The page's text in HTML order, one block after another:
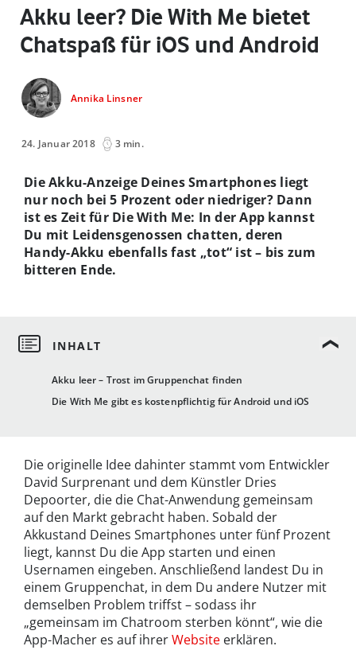
Akku leer? Die With Me bietet
Chatspaß für iOS und Android
Annika Linsner
24. Januar 2018 3 min.
Akku leer – Trost im Gruppenchat finden
Die With Me gibt es kostenpflichtig für Android und iOS
Die Akku-Anzeige Deines Smartphones liegt
nur noch bei 5 Prozent oder niedriger? Dann
ist es Zeit für Die With Me: In der App kannst
Du mit Leidensgenossen chatten, deren
Handy-Akku ebenfalls fast „tot“ ist – bis zum
bitteren Ende.
Die originelle Idee dahinter stammt vom Entwickler
David Surprenant und dem Künstler Dries
Depoorter, die die Chat-Anwendung gemeinsam
auf den Markt gebracht haben. Sobald der
Akkustand Deines Smartphones unter fünf Prozent
liegt, kannst Du die App starten und einen
Usernamen eingeben. Anschließend landest Du in
einem Gruppenchat, in dem Du andere Nutzer mit
demselben Problem triffst – sodass ihr
„gemeinsam im Chatroom sterben könnt“, wie die
App-Macher es auf ihrerWebsite erklären.